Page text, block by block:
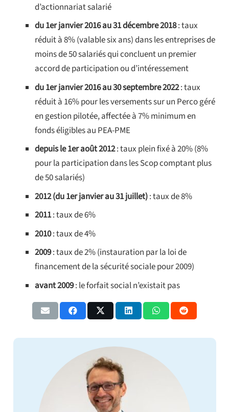
d’actionnariat salarié
du 1er janvier 2016 au 31 décembre 2018: taux
réduit à 8% (valable six ans) dans les entreprises de
moins de 50 salariés qui concluent un premier
accord de participation ou d’intéressement
du 1er janvier 2016 au 30 septembre 2022: taux
réduit à 16% pour les versements sur un Perco géré
en gestion pilotée, affectée à 7% minimum en
fonds éligibles au PEA-PME
depuis le 1er août 2012: taux plein fixé à 20% (8%
pour la participation dans les Scop comptant plus
de 50 salariés)
2012 (du 1er janvier au 31 juillet): taux de 8%
2011: taux de 6%
2010: taux de 4%
2009: taux de 2% (instauration par la loi de
financement de la sécurité sociale pour 2009)
avant 2009: le forfait social n’existait pas